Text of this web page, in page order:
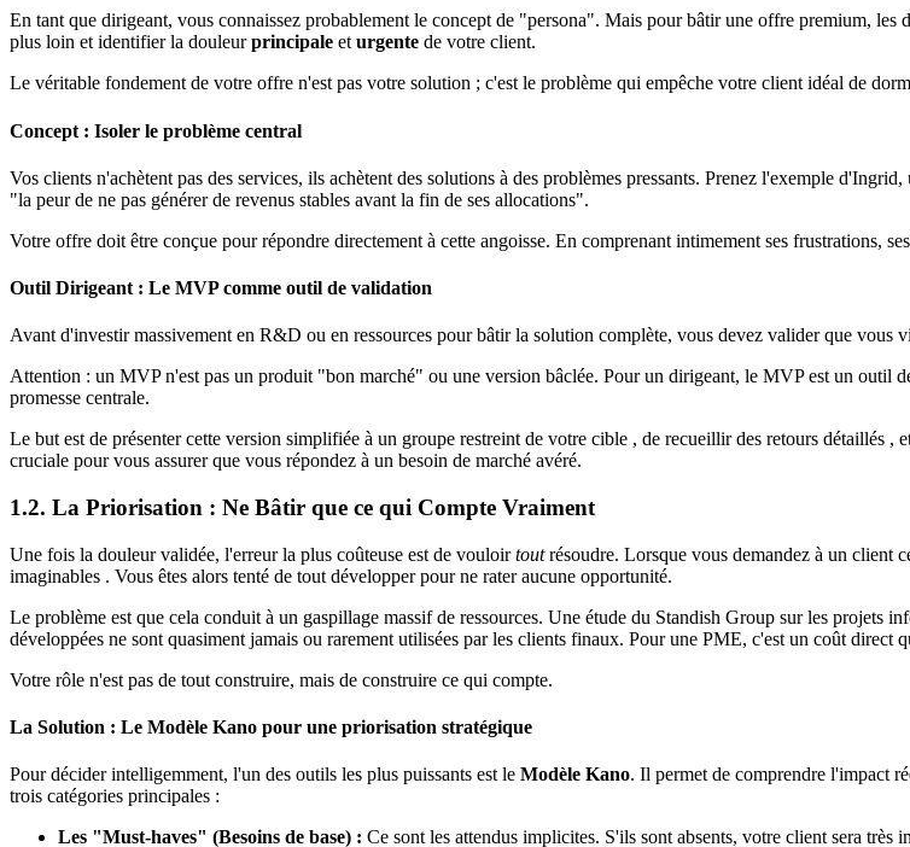
En tant que dirigeant, vous connaissez probablement le concept de "persona". Mais pour bâtir une offre premium,
plus loin et identifier la douleurprincipale et urgente de votre client.
Le véritable fondement de votre offre n'est pas votre solution ; c'est le problème qui empêche votre client idéal de
Concept : Isoler le problème central
Vos clients n'achètent pas des services, ils achètent des solutions à des problèmes pressants. Prenez l'exemple d'Ingrid,
"la peur de ne pas générer de revenus stables avant la fin de ses allocations".
Votre offre doit être conçue pour répondre directement à cette angoisse. En comprenant intimement ses frustrations,
Outil Dirigeant : Le MVP comme outil de validation
Avant d'investir massivement en R&D ou en ressources pour bâtir la solution complète, vous devez valider que vous
Attention : un MVP n'est pas un produit "bon marché" ou une version bâclée. Pour un dirigeant, le MVP est un outil
promesse centrale.
Le but est de présenter cette version simplifiée à un groupe restreint de votre cible , de recueillir des retours détaillés ,
cruciale pour vous assurer que vous répondez à un besoin de marché avéré.
1.2. La Priorisation : Ne Bâtir que ce qui Compte Vraiment
Une fois la douleur validée, l'erreur la plus coûteuse est de vouloirtoutrésoudre. Lorsque vous demandez à un client
imaginables . Vous êtes alors tenté de tout développer pour ne rater aucune opportunité.
Le problème est que cela conduit à un gaspillage massif de ressources. Une étude du Standish Group sur les projets
développées ne sont quasiment jamais ou rarement utilisées par les clients finaux. Pour une PME, c'est un coût direct
Votre rôle n'est pas de tout construire, mais de construire ce qui compte.
La Solution : Le Modèle Kano pour une priorisation stratégique
Pour décider intelligemment, l'un des outils les plus puissants est le Modèle Kano. Il permet de comprendre l'impact
trois catégories principales :
Les "Must-haves" (Besoins de base) : Ce sont les attendus implicites. S'ils sont absents, votre client sera très